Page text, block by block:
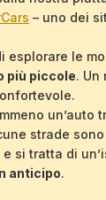
– uno dei
esplorare le
più piccole. Un
un’auto
strade
si tratta di
anticipo.